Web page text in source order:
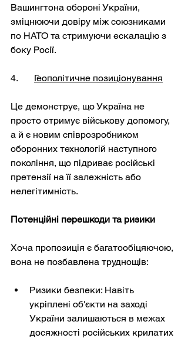
Вашингтона обороні України,
зміцнюючи довіру між союзниками
по НАТО та стримуючи ескалацію з
боку Росії.
Геополітичне позиціонування
Це демонструє, що Україна не
просто отримує військову допомогу,
а й є новим співрозробником
оборонних технологій наступного
покоління, що підриває російські
претензії на її залежність або
нелегітимність.
Потенційні перешкоди та ризики
Хоча пропозиція є багатообіцяючою,
вона не позбавлена труднощів:
Ризики безпеки: Навіть
укріплені об'єкти на заході
України залишаються в межах
досяжності російських крилатих